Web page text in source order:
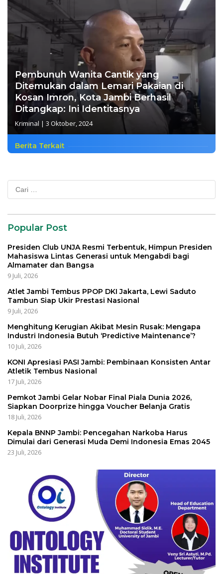
Pembunuh Wanita Cantik yang
Ditemukan dalam Lemari Pakaian di
Kosan Imron, Kota Jambi Berhasil
Ditangkap: Ini Identitasnya
Kriminal | 3 Oktober, 2024
Berita Terkait
Cari
untuk:
Popular Post
Presiden Club UNJA Resmi Terbentuk, Himpun Presiden
Mahasiswa Lintas Generasi untuk Mengabdi bagi
Almamater dan Bangsa
9 Juli, 2026
Atlet Jambi Tembus PPOP DKI Jakarta, Lewi Saduto
Tambun Siap Ukir Prestasi Nasional
9 Juli, 2026
Menghitung Kerugian Akibat Mesin Rusak: Mengapa
Industri Indonesia Butuh ‘Predictive Maintenance’?
10 Juli, 2026
KONI Apresiasi PASI Jambi: Pembinaan Konsisten Antar
Atletik Tembus Nasional
17 Juli, 2026
Pemkot Jambi Gelar Nobar Final Piala Dunia 2026,
Siapkan Doorprize hingga Voucher Belanja Gratis
18 Juli, 2026
Kepala BNNP Jambi: Pencegahan Narkoba Harus
Dimulai dari Generasi Muda Demi Indonesia Emas 2045
23 Juli, 2026